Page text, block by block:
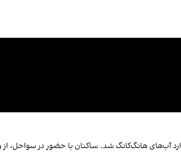
«بیجینگ» وارد آب‌های هانگ‌کانگ شد. ساکنان با حضور در سواحل،